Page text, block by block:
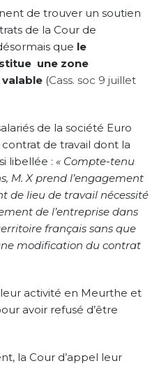
de trouver un soutien
de la Cour de
que le
une zone
(Cass. soc 9 juillet
de la société Euro
de travail dont la
libellée : « Compte-tenu
M. X prend l’engagement
de lieu de travail nécessité
de l’entreprise dans
français sans que
modification du contrat
leur activité en Meurthe et
avoir refusé d’être
la Cour d’appel leur